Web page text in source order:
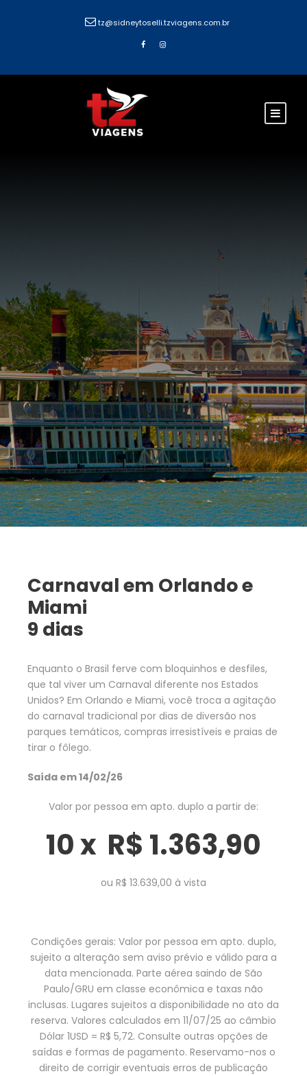
tz@sidneytoselli.tzviagens.com.br
Carnaval em Orlando e
Miami
9 dias
Enquanto o Brasil ferve com bloquinhos e desfiles,
que tal viver um Carnaval diferente nos Estados
Unidos? Em Orlando e Miami, você troca a agitação
do carnaval tradicional por dias de diversão nos
parques temáticos, compras irresistíveis e praias de
tirar o fôlego.
Saída em14/02/26
Valor por pessoa em apto. duplo a partir de:
10 x R$ 1.363,90
ou R$ 13.639,00 à vista
Condições gerais: Valor por pessoa em apto. duplo,
sujeito a alteração sem aviso prévio e válido para a
data mencionada. Parte aérea saindo de São
Paulo/GRU em classe econômica e taxas não
inclusas. Lugares sujeitos a disponibilidade no ato da
reserva. Valores calculados em 11/07/25 ao câmbio
Dólar 1USD = R$ 5,72. Consulte outras opções de
saídas e formas de pagamento. Reservamo-nos o
direito de corrigir eventuais erros de publicação